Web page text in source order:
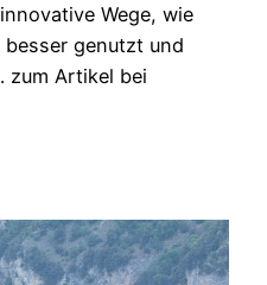
Wege, wie
genutzt und
zum Artikel bei